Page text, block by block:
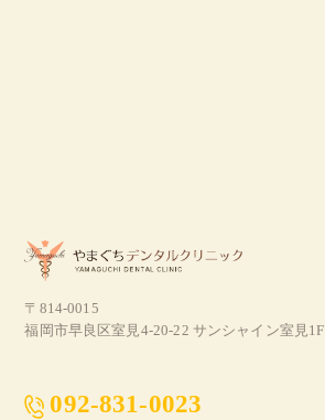
〒814-0015
福岡市早良区室見4-20-22 サンシャイン室見1F
092-831-0023